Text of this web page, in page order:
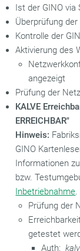
Ist der GINO via
Überprüfung
Kontrolle der
Aktivierung des
angezeigt
Prüfung der
KALVE
ERREICHBAR"
Hinweis:
GINO
Informationen
bzw.
Inbetriebnahme.
Prüfung der
getestet
Auth: